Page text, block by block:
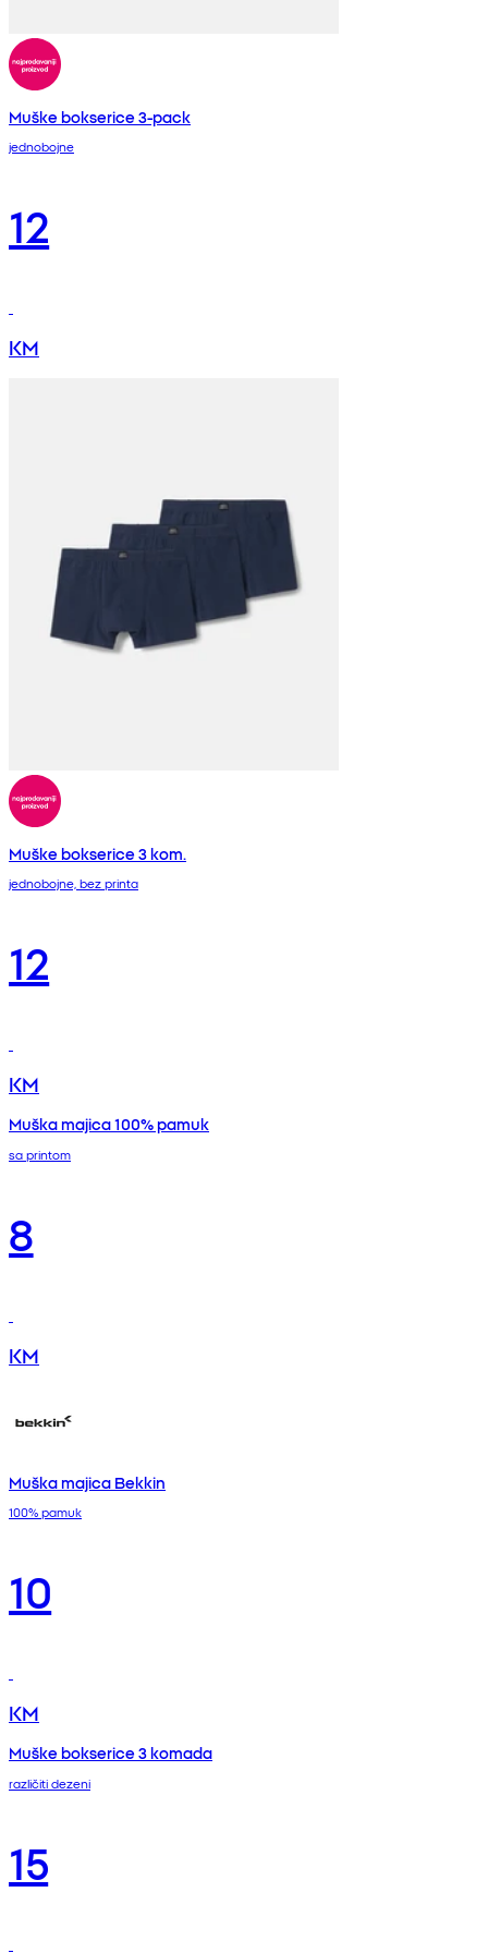
Muške bokserice 3-pack
jednobojne
12
KM
Muške bokserice 3 kom.
jednobojne, bez printa
12
KM
Muška majica 100% pamuk
sa printom
8
KM
Muška majica Bekkin
100% pamuk
10
KM
Muške bokserice 3 komada
različiti dezeni
15